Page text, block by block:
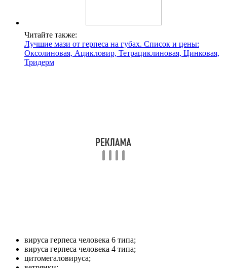
Читайте также:
Лучшие мази от герпеса на губах. Список и цены:
Оксолиновая, Ацикловир, Тетрациклиновая, Цинковая,
Тридерм
вируса герпеса человека 6 типа;
вируса герпеса человека 4 типа;
цитомегаловируса;